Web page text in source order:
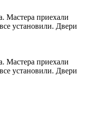
Мастера приехали
установили. Двери
Мастера приехали
установили. Двери